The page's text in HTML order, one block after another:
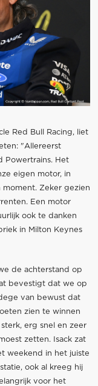
Red Bull Racing, liet
"Allereerst
Powertrains. Het
eigen motor, in
moment. Zeker gezien
Een motor
ook te danken
in Milton Keynes
de achterstand op
bevestigt dat we op
van bewust dat
zien te winnen
erg snel en zeer
zetten. Isack zat
weekend in het juiste
ook al kreeg hij
voor het